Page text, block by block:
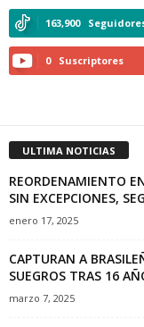
163,900
0 Suscriptores
ULTIMA NOTICIAS
REORDENAMIENTO
SIN EXCEPCIONES,
enero 17, 2025
CAPTURAN A
SUEGROS TRAS 16
marzo 7, 2025